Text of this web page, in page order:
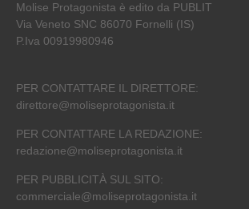
Molise Protagonista è edito da PUBLIT
Via Veneto SNC 86070 Fornelli (IS)
P.Iva 00919980946
PER CONTATTARE IL DIRETTORE:
direttore@moliseprotagonista.it
PER CONTATTARE LA REDAZIONE:
redazione@moliseprotagonista.it
PER PUBBLICITÀ SUL SITO:
commerciale@moliseprotagonista.it